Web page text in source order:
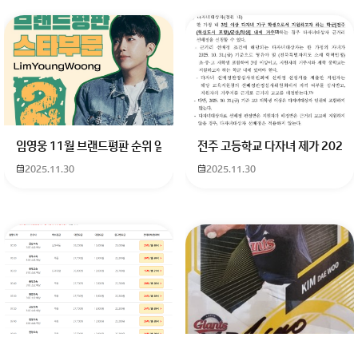
임영웅 11월 브랜드평판 순위 알고싶어요 임영웅 11월 브랜드평판에서
2025.11.30
전주 고등학교 다자녀 제가 2027
2025.11.30